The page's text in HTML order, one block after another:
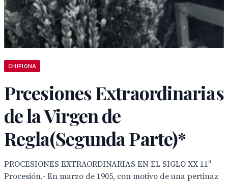
CHIPIONA
Prcesiones Extraordinarias
de la Virgen de
Regla(Segunda Parte)*
PROCESIONES EXTRAORDINARIAS EN EL SIGLO XX 11ª
Procesión.- En marzo de 1905, con motivo de una pertinaz